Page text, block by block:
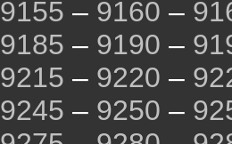
9155 – 9160 –
9185 – 9190 –
9215 – 9220 –
9245 – 9250 –